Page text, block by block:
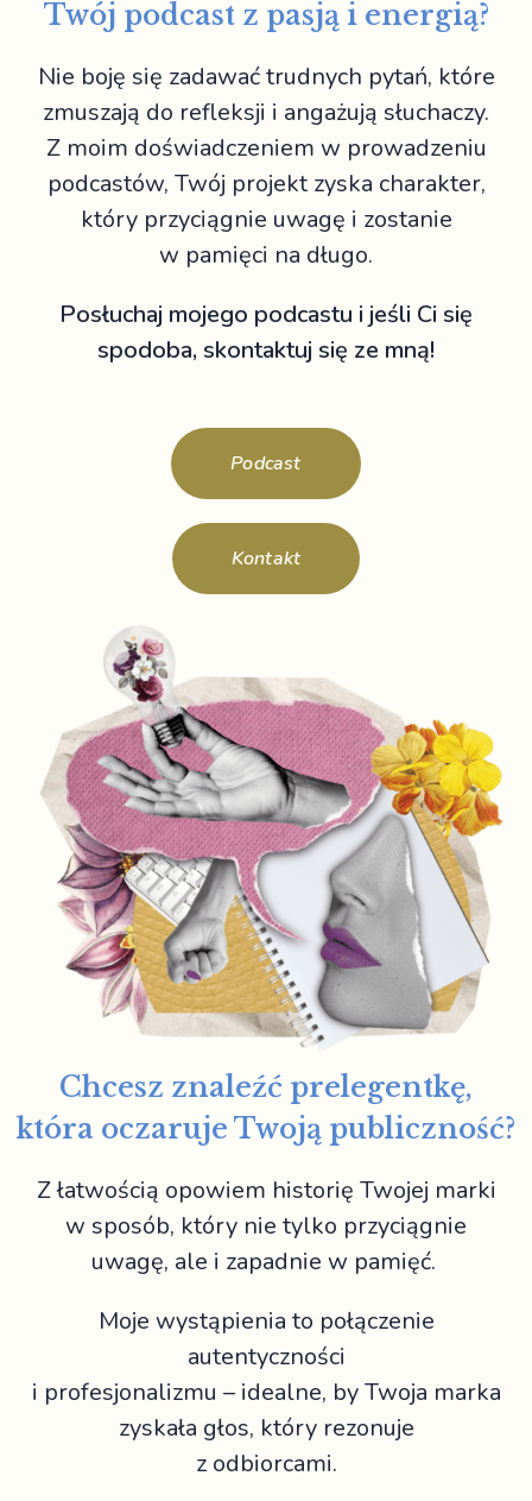
Twój podcast z pasją i energią?
Nie boję się zadawać trudnych pytań, które
zmuszają do refleksji i angażują słuchaczy.
Z moim doświadczeniem w prowadzeniu
podcastów, Twój projekt zyska charakter,
który przyciągnie uwagę i zostanie
w pamięci na długo.
Posłuchaj mojego podcastu i jeśli Ci się
spodoba, skontaktuj się ze mną!
Podcast
Kontakt
Chcesz znaleźć prelegentkę,
która oczaruje Twoją publiczność?
Z łatwością opowiem historię Twojej marki
w sposób, który nie tylko przyciągnie
uwagę, ale i zapadnie w pamięć.
Moje wystąpienia to połączenie
autentyczności
i profesjonalizmu – idealne, by Twoja marka
zyskała głos, który rezonuje
z odbiorcami.